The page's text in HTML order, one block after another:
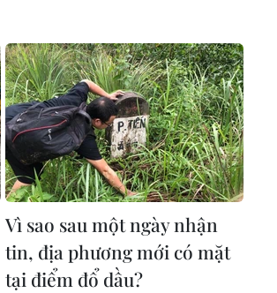
Vì sao sau một ngày nhận
tin, địa phương mới có mặt
tại điểm đổ dầu?